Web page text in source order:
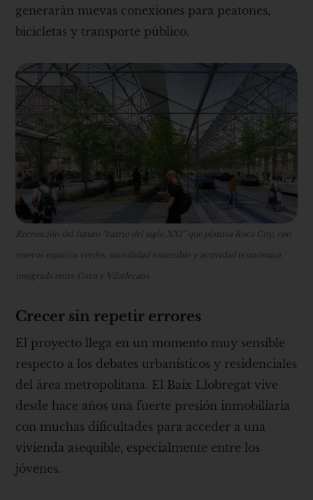
generarán nuevas conexiones para peatones,
bicicletas y transporte público.
Recreación del futuro “barrio del siglo XXI” que plantea Roca City, con
nuevos espacios verdes, movilidad sostenible y actividad económica
integrada entre Gavà y Viladecans.
Crecer sin repetir errores
El proyecto llega en un momento muy sensible
respecto a los debates urbanísticos y residenciales
del área metropolitana. El Baix Llobregat vive
desde hace años una fuerte presión inmobiliaria
con muchas dificultades para acceder a una
vivienda asequible, especialmente entre los
jóvenes.